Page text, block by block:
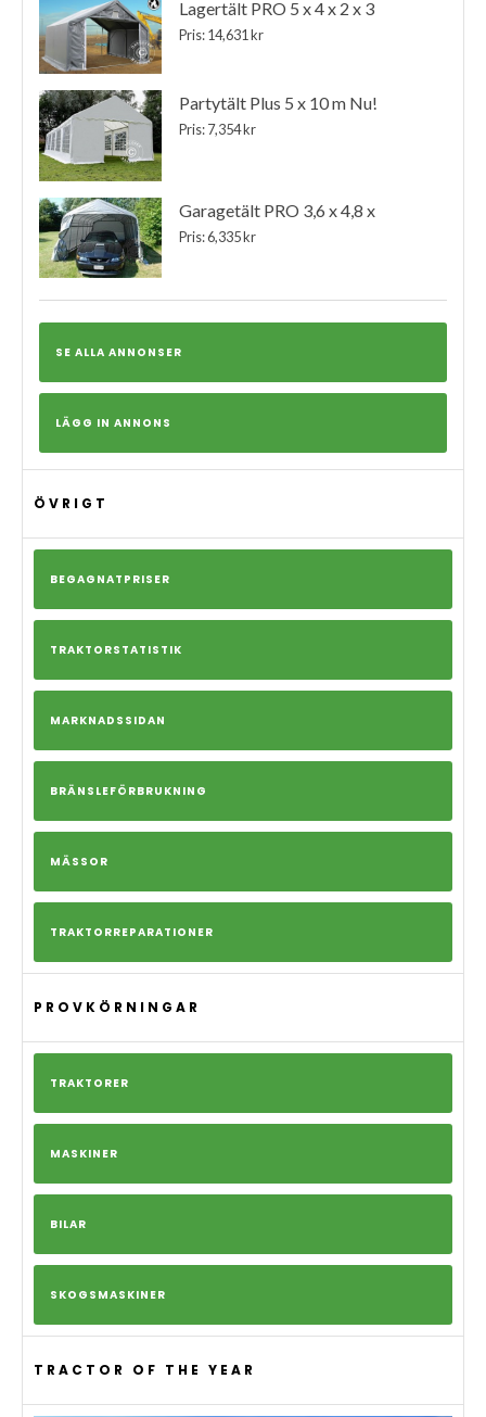
Lagertält PRO 5 x 4 x 2 x 3
Pris: 14,631 kr
Partytält Plus 5 x 10 m Nu!
Pris: 7,354 kr
Garagetält PRO 3,6 x 4,8 x
Pris: 6,335 kr
SE ALLA ANNONSER
LÄGG IN ANNONS
ÖVRIGT
BEGAGNATPRISER
TRAKTORSTATISTIK
MARKNADSSIDAN
BRÄNSLEFÖRBRUKNING
MÄSSOR
TRAKTORREPARATIONER
PROVKÖRNINGAR
TRAKTORER
MASKINER
BILAR
SKOGSMASKINER
TRACTOR OF THE YEAR